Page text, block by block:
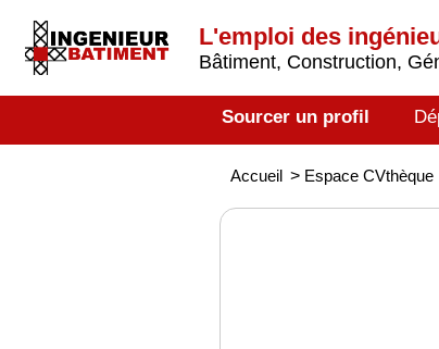
L'emploi des
Bâtiment, Construction,
Sourcer un profil
Accueil > Espace CVthèque